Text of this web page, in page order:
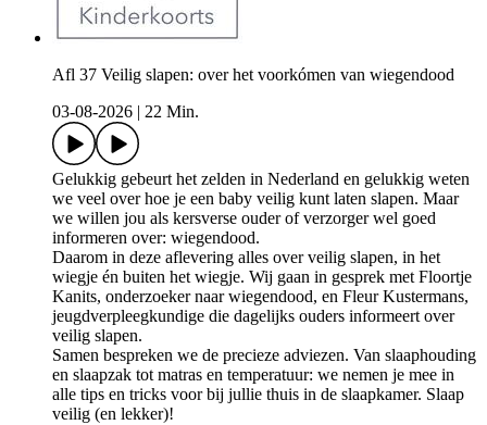
Afl 37 Veilig slapen: over het voorkómen van wiegendood
03-08-2026
22 Min.
Gelukkig gebeurt het zelden in Nederland en gelukkig weten
we veel over hoe je een baby veilig kunt laten slapen. Maar
we willen jou als kersverse ouder of verzorger wel goed
informeren over: wiegendood.
Daarom in deze aflevering alles over veilig slapen, in het
wiegje én buiten het wiegje. Wij gaan in gesprek met Floortje
Kanits, onderzoeker naar wiegendood, en Fleur Kustermans,
jeugdverpleegkundige die dagelijks ouders informeert over
veilig slapen.
Samen bespreken we de precieze adviezen. Van slaaphouding
en slaapzak tot matras en temperatuur: we nemen je mee in
alle tips en tricks voor bij jullie thuis in de slaapkamer. Slaap
veilig (en lekker)!